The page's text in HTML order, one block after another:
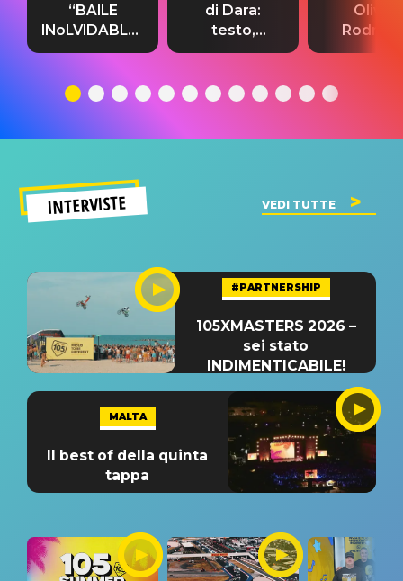
“BAILE
INoLVIDABLE”:
testo,
significato
di Dara:
testo,
traduzione e
del singolo
Olivia
testo,
INTERVISTE VEDI TUTTE
#PARTNERSHIP
105XMASTERS 2026 –
sei stato
INDIMENTICABILE!
MALTA
Il best of della quinta
tappa